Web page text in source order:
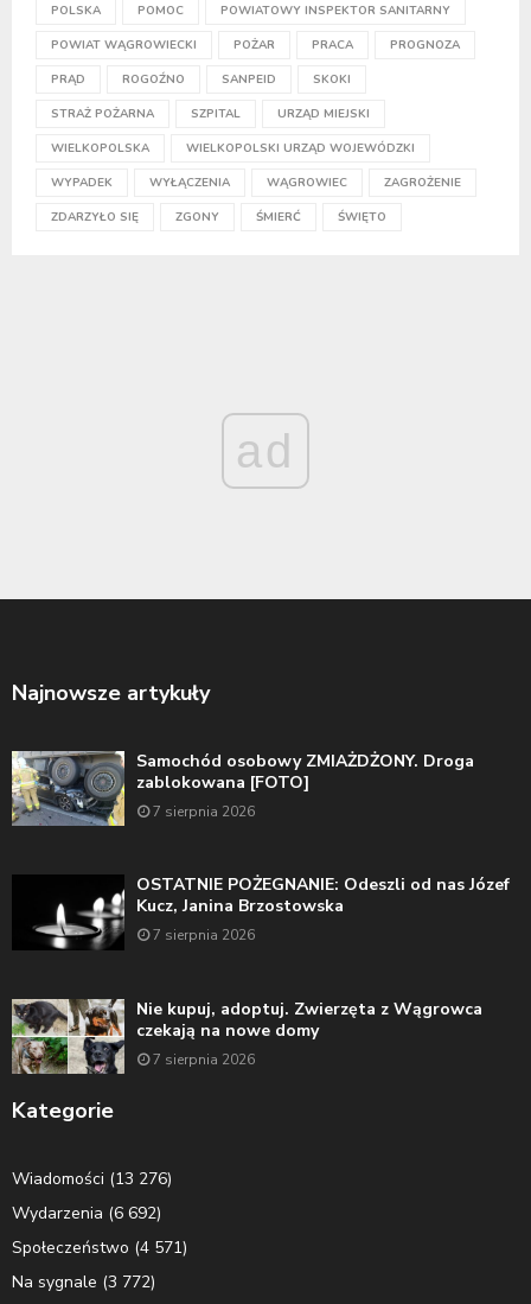
POLSKA POMOC POWIATOWY INSPEKTOR SANITARNY
POWIAT WĄGROWIECKI POŻAR PRACA PROGNOZA
PRĄD ROGOŹNO SANPEID SKOKI
STRAŻ POŻARNA SZPITAL URZĄD MIEJSKI
WIELKOPOLSKA WIELKOPOLSKI URZĄD WOJEWÓDZKI
WYPADEK WYŁĄCZENIA WĄGROWIEC ZAGROŻENIE
ZDARZYŁO SIĘ ZGONY ŚMIERĆ ŚWIĘTO
ad
Najnowsze artykuły
Samochód osobowy ZMIAŻDŻONY. Droga
zablokowana [FOTO]
7 sierpnia 2026
OSTATNIE POŻEGNANIE: Odeszli od nas Józef
Kucz, Janina Brzostowska
7 sierpnia 2026
Nie kupuj, adoptuj. Zwierzęta z Wągrowca
czekają na nowe domy
7 sierpnia 2026
Kategorie
Wiadomości (13 276)
Wydarzenia (6 692)
Społeczeństwo (4 571)
Na sygnale (3 772)